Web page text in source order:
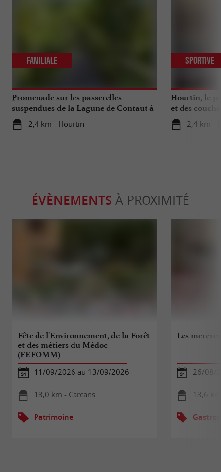
Promenade sur les passerelles
suspendues de la Lagune de Contaut à
Hourtin
2,4 km - Hourtin
Familiale
Hourtin, le
et des
2,4 km -
Sportive
ÉVÈNEMENTS À PROXIMITÉ
Fête de l'Environnement, de la Forêt
et des métiers du Médoc
(FEFOMM)
11/09/2026 au 13/09/2026
13,0 km - Carcans
Patrimoine
Les
26/08/
13,6